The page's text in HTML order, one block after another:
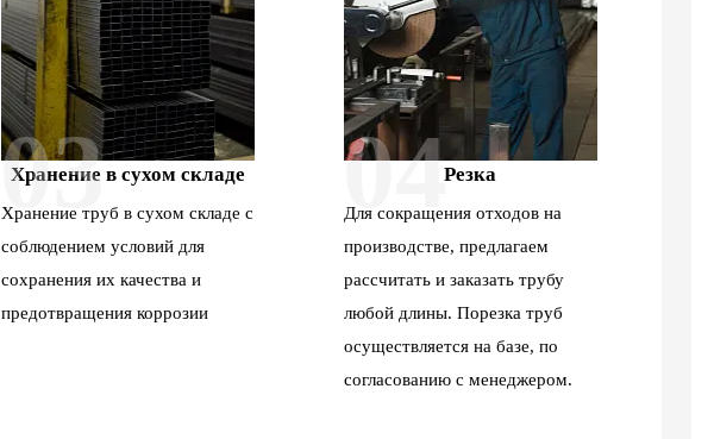
03
Хранение в сухом складе
Хранение труб в сухом складе с
соблюдением условий для
сохранения их качества и
предотвращения коррозии
04Резка
Для сокращения отходов на
производстве, предлагаем
рассчитать и заказать трубу
любой длины. Порезка труб
осуществляется на базе, по
согласованию с менеджером.